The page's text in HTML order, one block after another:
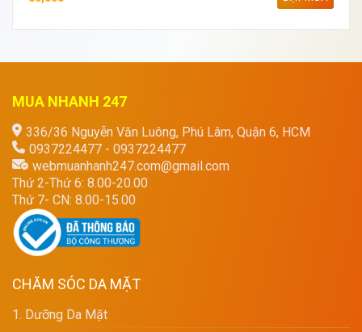
MUA NHANH 247
336/36 Nguyễn Văn Luông, Phú Lâm, Quận 6, HCM
0937224477 - 0937224477
webmuanhanh247.com@gmail.com
Thứ 2-Thứ 6: 8.00-20.00
Thứ 7- CN: 8.00-15.00
CHĂM SÓC DA MẶT
1. Dưỡng Da Mặt